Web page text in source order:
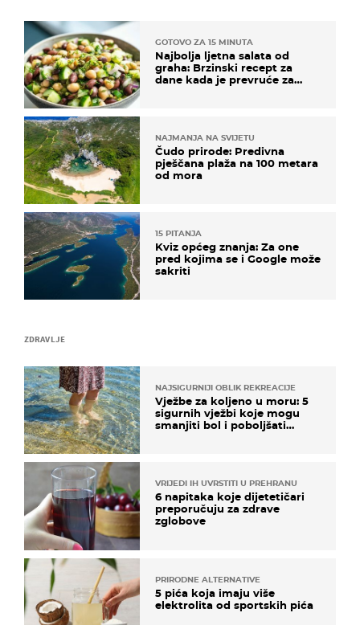
ZDRAVLJE
NAJSIGURNIJI OBLIK REKREACIJE
Vježbe za koljeno u moru: 5
sigurnih vježbi koje mogu
smanjiti bol i poboljšati
VRIJEDI IH UVRSTITI U PREHRANU
6 napitaka koje dijetetičari
preporučuju za zdrave
zglobove
PRIRODNE ALTERNATIVE
5 pića koja imaju više
elektrolita od sportskih pića
GOTOVO ZA 15 MINUTA
Najbolja ljetna salata od
graha: Brzinski recept za
dane kada je prevruće za
NAJMANJA NA SVIJETU
Čudo prirode: Predivna
pješčana plaža na 100 metara
od mora
15 PITANJA
Kviz općeg znanja: Za one
pred kojima se i Google može
sakriti